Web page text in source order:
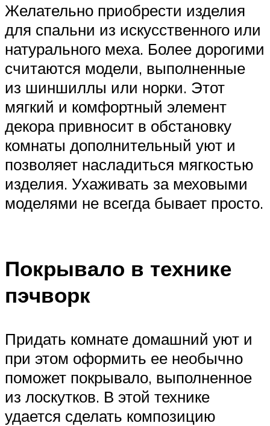
Желательно приобрести изделия
для спальни из искусственного или
натурального меха. Более дорогими
считаются модели, выполненные
из шиншиллы или норки. Этот
мягкий и комфортный элемент
декора привносит в обстановку
комнаты дополнительный уют и
позволяет насладиться мягкостью
изделия. Ухаживать за меховыми
моделями не всегда бывает просто.
Покрывало в технике
пэчворк
Придать комнате домашний уют и
при этом оформить ее необычно
поможет покрывало, выполненное
из лоскутков. В этой технике
удается сделать композицию